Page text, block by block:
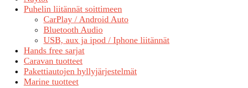
Puhelin liitännät soittimeen
CarPlay / Android Auto
Bluetooth Audio
USB, aux ja ipod / Iphone liitännät
Hands free sarjat
Caravan tuotteet
Pakettiautojen hyllyjärjestelmät
Marine tuotteet